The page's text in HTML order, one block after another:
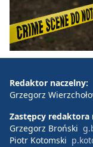
Redaktor naczelny:
Grzegorz
Zastępcy redaktora
Grzegorz Broński
Piotr Kotomski